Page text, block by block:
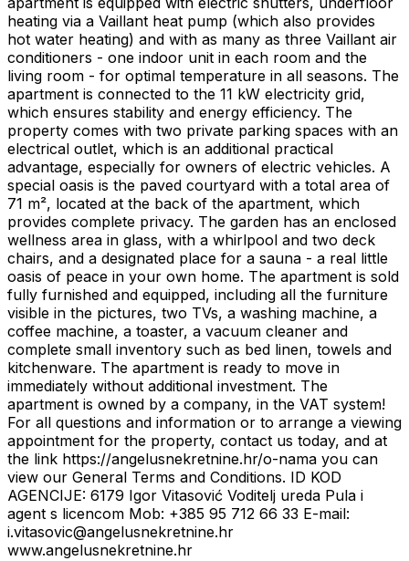
heating via a Vaillant heat pump (which also provides
hot water heating) and with as many as three Vaillant air
conditioners - one indoor unit in each room and the
living room - for optimal temperature in all seasons. The
apartment is connected to the 11 kW electricity grid,
which ensures stability and energy efficiency. The
property comes with two private parking spaces with an
electrical outlet, which is an additional practical
advantage, especially for owners of electric vehicles. A
special oasis is the paved courtyard with a total area of ​​
71 m², located at the back of the apartment, which
provides complete privacy. The garden has an enclosed
wellness area in glass, with a whirlpool and two deck
chairs, and a designated place for a sauna - a real little
oasis of peace in your own home. The apartment is sold
fully furnished and equipped, including all the furniture
visible in the pictures, two TVs, a washing machine, a
coffee machine, a toaster, a vacuum cleaner and
complete small inventory such as bed linen, towels and
kitchenware. The apartment is ready to move in
immediately without additional investment. The
apartment is owned by a company, in the VAT system!
For all questions and information or to arrange a viewing
appointment for the property, contact us today, and at
the link https://angelusnekretnine.hr/o-nama you can
view our General Terms and Conditions. ID KOD
AGENCIJE: 6179 Igor Vitasović Voditelj ureda Pula i
agent s licencom Mob: +385 95 712 66 33 E-mail:
i.vitasovic@angelusnekretnine.hr
www.angelusnekretnine.hr